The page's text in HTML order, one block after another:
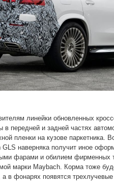
линейки обновленных
в передней и задней частях
пленки на кузове паркетника.
наверняка получит иное
фарами и обилием фирменных
марки Maybach. Корма тоже
в фонарях появятся